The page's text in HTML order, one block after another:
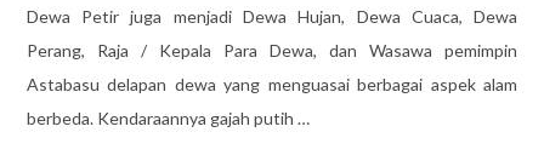
Dewa Petir juga menjadi Dewa Hujan, Dewa Cuaca, Dewa
Perang, Raja / Kepala Para Dewa, dan Wasawa pemimpin
Astabasu delapan dewa yang menguasai berbagai aspek alam
berbeda. Kendaraannya gajah putih …